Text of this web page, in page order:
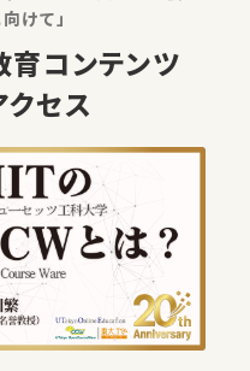
けて」
コンテンツ
セス